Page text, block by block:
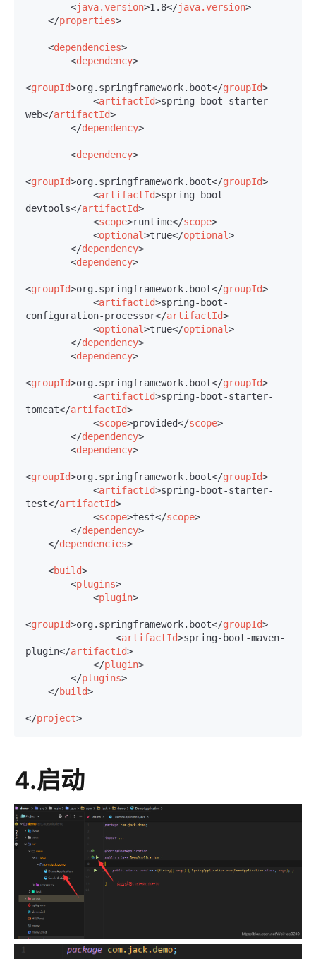
<java.version>1.8</java.version>
</properties>
<dependencies>
<dependency>
<groupId>org.springframework.boot</groupId>
<artifactId>spring-boot-starter-
web</artifactId>
</dependency>
<dependency>
<groupId>org.springframework.boot</groupId>
<artifactId>spring-boot-
devtools</artifactId>
<scope>runtime</scope>
<optional>true</optional>
</dependency>
<dependency>
<groupId>org.springframework.boot</groupId>
<artifactId>spring-boot-
configuration-processor</artifactId>
<optional>true</optional>
</dependency>
<dependency>
<groupId>org.springframework.boot</groupId>
<artifactId>spring-boot-starter-
tomcat</artifactId>
<scope>provided</scope>
</dependency>
<dependency>
<groupId>org.springframework.boot</groupId>
<artifactId>spring-boot-starter-
test</artifactId>
<scope>test</scope>
</dependency>
</dependencies>
<build>
<plugins>
<plugin>
<groupId>org.springframework.boot</groupId>
<artifactId>spring-boot-maven-
plugin</artifactId>
</plugin>
</plugins>
</build>
</project>
4.启动